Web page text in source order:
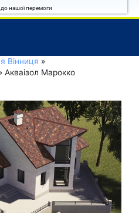
нашої перемоги
Вінниця
Акваізол Марокко